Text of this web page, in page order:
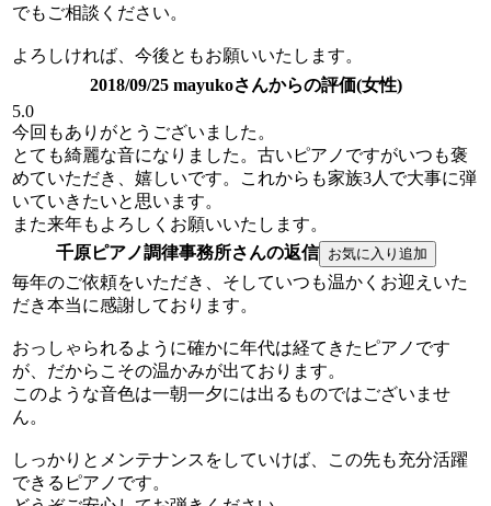
でもご相談ください。
よろしければ、今後ともお願いいたします。
2018/09/25 mayukoさんからの評価(女性)
5.0
今回もありがとうございました。
とても綺麗な音になりました。古いピアノですがいつも褒
めていただき、嬉しいです。これからも家族3人で大事に弾
いていきたいと思います。
また来年もよろしくお願いいたします。
千原ピアノ調律事務所さんの返信
毎年のご依頼をいただき、そしていつも温かくお迎えいた
だき本当に感謝しております。
おっしゃられるように確かに年代は経てきたピアノです
が、だからこその温かみが出ております。
このような音色は一朝一夕には出るものではございませ
ん。
しっかりとメンテナンスをしていけば、この先も充分活躍
できるピアノです。